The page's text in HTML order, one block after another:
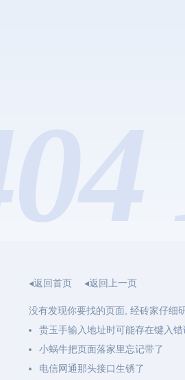
◂返回首页 ◂返回上一页
没有发现你要找的页面, 经砖家仔细
贵玉手输入地址时可能存在键入错
小蜗牛把页面落家里忘记带了
电信网通那头接口生锈了